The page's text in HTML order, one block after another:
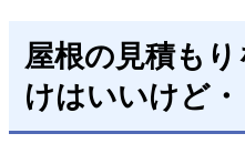
屋根の見積も
けはいいけど・